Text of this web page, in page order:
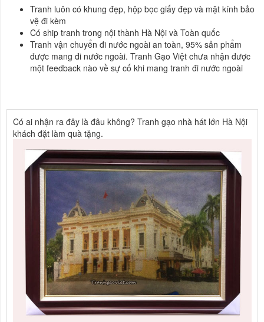
Tranh luôn có khung đẹp, hộp bọc giấy đẹp và mặt kính bảo
vệ đi kèm
Có ship tranh trong nội thành Hà Nội và Toàn quốc
Tranh vận chuyển đi nước ngoài an toàn, 95% sản phẩm
được mang đi nước ngoài. Tranh Gạo Việt chưa nhận được
một feedback nào về sự cố khi mang tranh đi nước ngoài
Có ai nhận ra đây là đâu không? Tranh gạo nhà hát lớn Hà Nội
khách đặt làm quà tặng.